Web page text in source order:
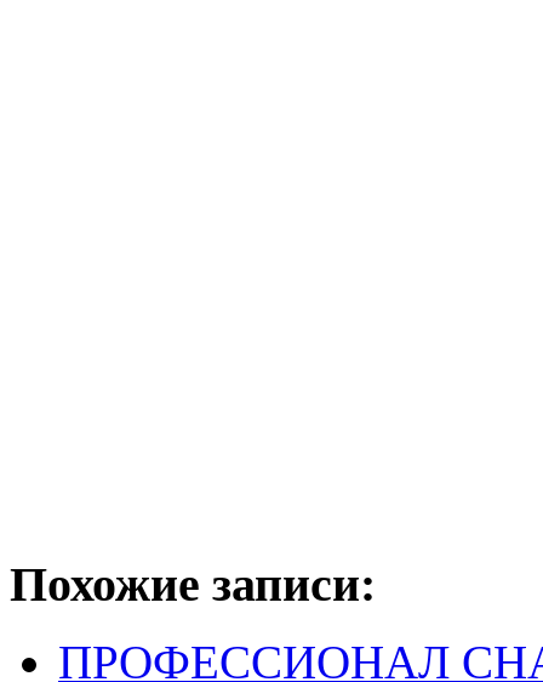
Похожие записи:
ПРОФЕССИОНАЛ